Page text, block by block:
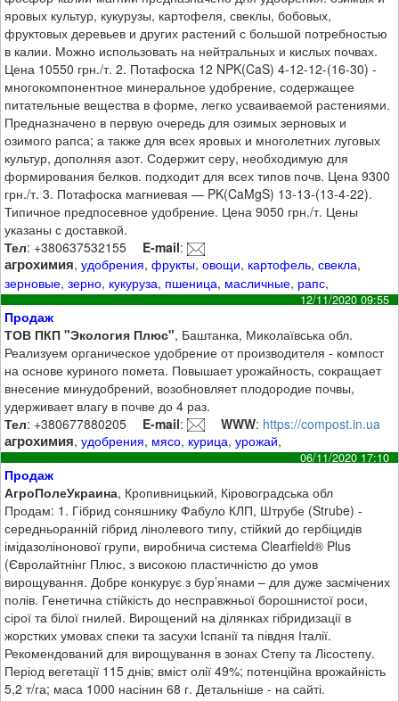
яровых культур, кукурузы, картофеля, свеклы, бобовых,
фруктовых деревьев и других растений с большой потребностью
в калии. Можно использовать на нейтральных и кислых почвах.
Цена 10550 грн./т. 2. Потафоска 12 NPK(CaS) 4-12-12-(16-30) -
многокомпонентное минеральное удобрение, содержащее
питательные вещества в форме, легко усваиваемой растениями.
Предназначено в первую очередь для озимых зерновых и
озимого рапса; а также для всех яровых и многолетних луговых
культур, дополняя азот. Содержит серу, необходимую для
формирования белков. подходит для всех типов почв. Цена 9300
грн./т. 3. Потафоска магниевая — PK(CaMgS) 13-13-(13-4-22).
Типичное предпосевное удобрение. Цена 9050 грн./т. Цены
указаны с доставкой.
Тел: +380637532155 E-mail:
агрохимия,удобрения,фрукты,овощи, картофель,свекла,
зерновые,зерно, кукуруза, пшеница, масличные, рапс,
12/11/2020 09:55
Продаж
ТОВ ПКП "Экология Плюс", Баштанка, Миколаївська обл.
Реализуем органическое удобрение от производителя - компост
на основе куриного помета. Повышает урожайность, сокращает
внесение минудобрений, возобновляет плодородие почвы,
удерживает влагу в почве до 4 раз.
Тел: +380677880205 E-mail: WWW: https://compost.in.ua
агрохимия,удобрения, мясо, курица,урожай,
06/11/2020 17:10
Продаж
АгроПолеУкраина, Кропивницький, Кіровоградська обл
Продам: 1. Гібрид соняшнику Фабуло КЛП, Штрубе (Strube) -
середньоранній гібрид лінолевого типу, стійкий до гербіцидів
імідазолінонової групи, виробнича система Clearfield® Plus
(Євролайтнінг Плюс, з високою пластичністю до умов
вирощування. Добре конкурує з бур’янами – для дуже засмічених
полів. Генетична стійкість до несправжньої борошнистої роси,
сірої та білої гнилей. Вирощений на ділянках гібридизації в
жорстких умовах спеки та засухи Іспанії та півдня Італії.
Рекомендований для вирощування в зонах Степу та Лісостепу.
Період вегетації 115 днів; вміст олії 49%; потенційна врожайність
5,2 т/га; маса 1000 насінин 68 г. Детальніше - на сайті.